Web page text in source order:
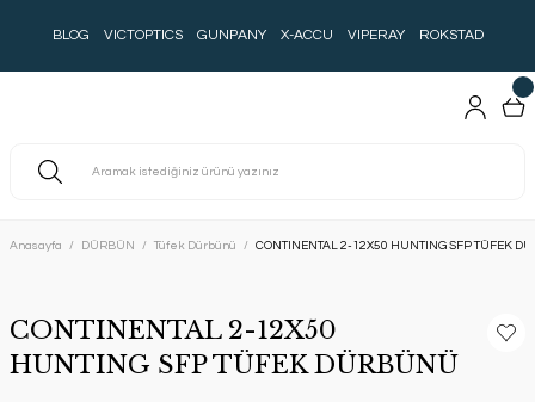
BLOG VICTOPTICS GUNPANY X-ACCU VIPERAY ROKSTAD
Anasayfa DÜRBÜN Tüfek Dürbünü CONTINENTAL 2-12X50 HUNTING SFP TÜFEK
CONTINENTAL 2-12X50
HUNTING SFP TÜFEK DÜRBÜNÜ